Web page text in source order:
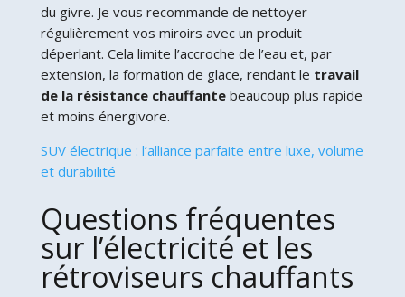
du givre. Je vous recommande de nettoyer
régulièrement vos miroirs avec un produit
déperlant. Cela limite l’accroche de l’eau et, par
extension, la formation de glace, rendant le travail
de la résistance chauffantebeaucoup plus rapide
et moins énergivore.
SUV électrique : l’alliance parfaite entre luxe, volume
et durabilité
Questions fréquentes
sur l’électricité et les
rétroviseurs chauffants